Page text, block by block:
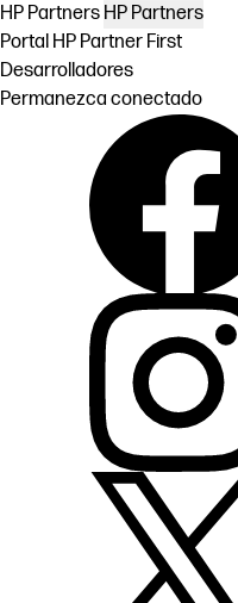
HP Partners HP Partners
Portal HP Partner First
Desarrolladores
Permanezca conectado